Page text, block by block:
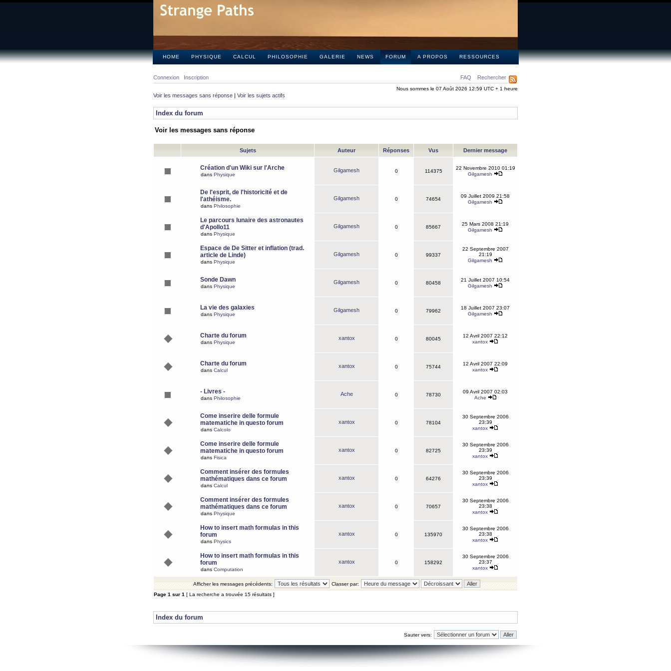
HOME PHYSIQUE CALCUL PHILOSOPHIE GALERIE NEWS FORUM A PROPOS RESSOURCES
FAQ Rechercher
Connexion Inscription
Nous sommes le 07 Août 2026 12:59 UTC + 1 heure
Voir les messages sans réponse | Voir les sujets actifs
Index du forum
Voir les messages sans réponse
Sujets Auteur Réponses Vus Dernier message
Création d'un Wiki sur l'Arche
dans Physique
Gilgamesh 0 114375
22 Novembre 2010 01:19
Gilgamesh
De l'esprit, de l'historicité et de
l'athéisme.
dans Philosophie
Gilgamesh 0 74654
09 Juillet 2009 21:58
Gilgamesh
Le parcours lunaire des astronautes
d'Apollo11
dans Physique
Gilgamesh 0 85667
25 Mars 2008 21:19
Gilgamesh
Espace de De Sitter et inflation (trad.
article de Linde)
dans Physique
Gilgamesh 0 99337
22 Septembre 2007
21:19
Gilgamesh
Sonde Dawn
dans Physique
Gilgamesh 0 80458
21 Juillet 2007 10:54
Gilgamesh
La vie des galaxies
dans Physique
Gilgamesh 0 79962
18 Juillet 2007 23:07
Gilgamesh
Charte du forum
dans Physique
xantox 0 80045
12 Avril 2007 22:12
xantox
Charte du forum
dans Calcul
xantox 0 75744
12 Avril 2007 22:09
xantox
- Livres -
dans Philosophie
Ache 0 78730
09 Avril 2007 02:03
Ache
Come inserire delle formule
matematiche in questo forum
dans Calcolo
xantox 0 78104
30 Septembre 2006
23:39
xantox
Come inserire delle formule
matematiche in questo forum
dans Fisica
xantox 0 82725
30 Septembre 2006
23:39
xantox
Comment insérer des formules
mathématiques dans ce forum
dans Calcul
xantox 0 64276
30 Septembre 2006
23:39
xantox
Comment insérer des formules
mathématiques dans ce forum
dans Physique
xantox 0 70657
30 Septembre 2006
23:38
xantox
How to insert math formulas in this
forum
dans Physics
xantox 0 135970
30 Septembre 2006
23:38
xantox
How to insert math formulas in this
forum
dans Computation
xantox 0 158292
30 Septembre 2006
23:37
xantox
Afficher les messages précédents:
Classer par:
Page 1 sur 1 [ La recherche a trouvée 15 résultats ]
Index du forum
Sauter vers: